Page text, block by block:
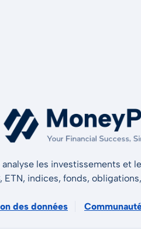
les investissements
ETN, indices, fonds,
des données